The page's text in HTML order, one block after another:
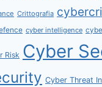
Crittografia
cyber intelligence
Risk Cyber
Cyber Threat